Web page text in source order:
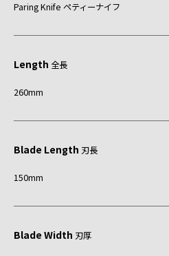
Paring Knife ペティーナイフ
Length 全長
260mm
Blade Length 刃長
150mm
Blade Width 刃厚